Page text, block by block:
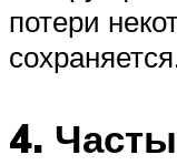
потери
4.